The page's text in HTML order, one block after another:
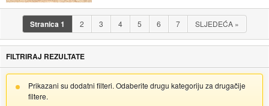
Stranica1 2 3 4 5 6 7 SLJEDEĆA »
FILTRIRAJ REZULTATE
Prikazani su dodatni filteri. Odaberite drugu kategoriju za drugačije
filtere.